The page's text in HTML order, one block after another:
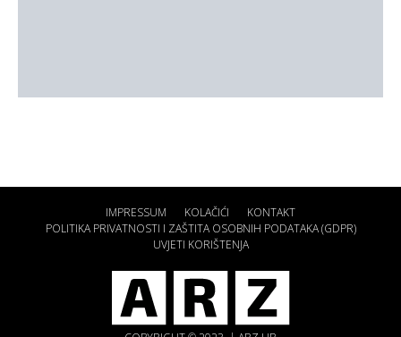
IMPRESSUM KOLAČIĆI
KONTAKT
POLITIKA PRIVATNOSTI I ZAŠTITA OSOBNIH PODATAKA (GDPR)
UVJETI KORIŠTENJA